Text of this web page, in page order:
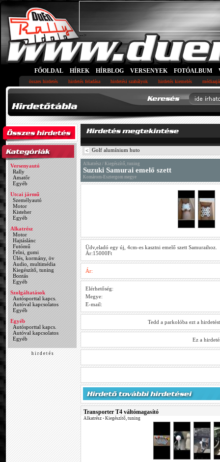
-->
FŐOLDAL HÍREK HÍRBLOG VERSENYEK FOTÓALBUM
összes hirdetés hirdetés feladása hirdetési szabályok hirdetés kiemelés
Versenyautó
Rally
Amatőr
Egyéb
Utcai jármű
Személyautó
Motor
Kisteher
Egyéb
Alkatrész
Motor
Hajtáslánc
Futómű
Felni, gumi
Ülés, kormány, öv
Audio, multimédia
Kiegészítő, tuning
Bontás
Egyéb
Szolgáltatások
Autósporttal kapcs.
Autóval kapcsolatos
Egyéb
Egyéb
Autósporttal kapcs.
Autóval kapcsolatos
Egyéb
h i r d e t é s
< Golf alumínium huto
Alkatrész / Kiegészítő, tuning
Suzuki Samurai emelő szett
Komárom-Esztergom megye
Üdv,eladó egy új, 4cm-es kasztni emelő szett Samuraihoz.
Ár:15000Ft
Ár:
Elérhetőség:
Megye:
E-mail:
Tedd a parkolóba ezt a
Ez a
Transporter T4 váltómagasító
Alkatrész • Kiegészítő, tuning